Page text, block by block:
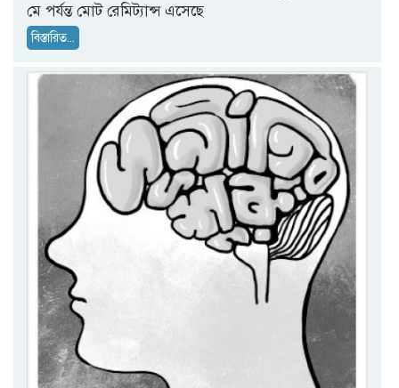
মে পর্যন্ত মোট রেমিট্যান্স এসেছে
বিস্তারিত...